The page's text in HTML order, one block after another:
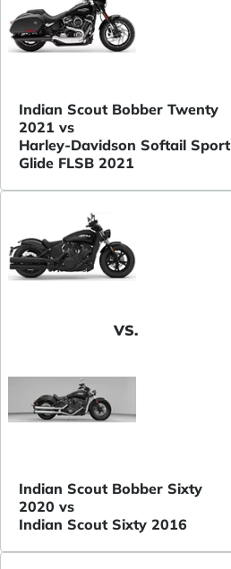
Indian Scout Bobber Twenty
2021 vs
Harley-Davidson Softail Sport
Glide FLSB 2021
VS.
Indian Scout Bobber Sixty
2020 vs
Indian Scout Sixty 2016